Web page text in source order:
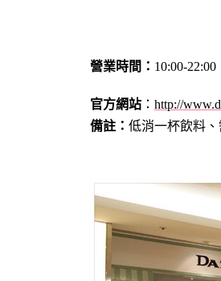
營業時間： 10:00-22:00
官方網站 ： http://
備註： 低消一杯飲料